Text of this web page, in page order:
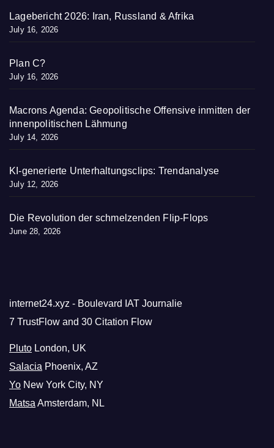
Lagebericht 2026: Iran, Russland & Afrika
July 16, 2026
Plan C?
July 16, 2026
Macrons Agenda: Geopolitische Offensive inmitten der
innenpolitischen Lähmung
July 14, 2026
KI-generierte Unterhaltungsclips: Trendanalyse
July 12, 2026
Die Revolution der schmelzenden Flip-Flops
June 28, 2026
internet24.xyz - Boulevard IAT Journalie
7 TrustFlow and 30 Citation Flow
Pluto London, UK
Salacia Phoenix, AZ
Yo New York City, NY
Matsa Amsterdam, NL